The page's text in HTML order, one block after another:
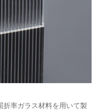
率ガラス材料を用いて製